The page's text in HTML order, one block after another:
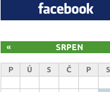
SRPEN
«
P Ú S Č P S